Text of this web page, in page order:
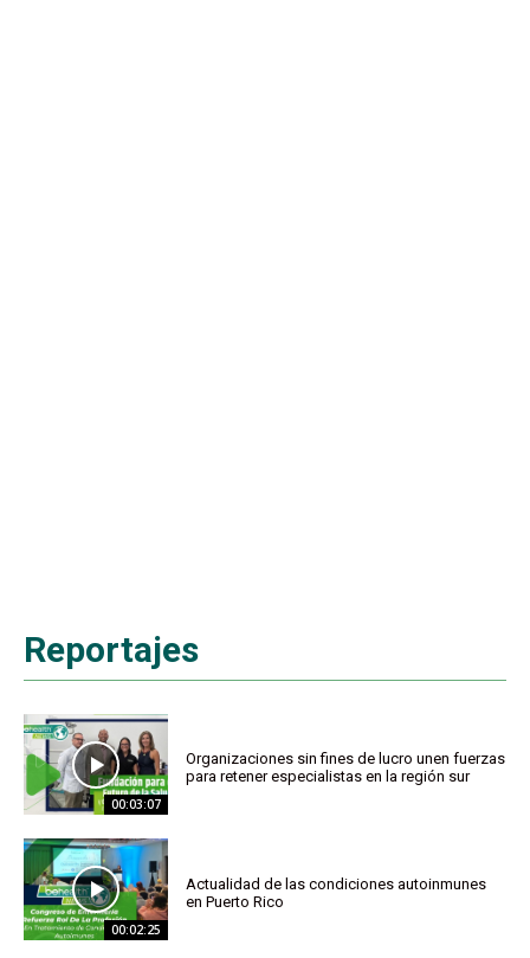
Reportajes
00:03:07
Organizaciones sin fines de lucro unen fuerzas
para retener especialistas en la región sur
00:02:25
Actualidad de las condiciones autoinmunes
en Puerto Rico